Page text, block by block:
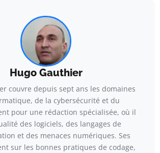
Hugo Gauthier
couvre depuis sept ans les domaines
de la cybersécurité et du
pour une rédaction spécialisée, où il
des logiciels, des langages de
et des menaces numériques. Ses
sur les bonnes pratiques de codage,